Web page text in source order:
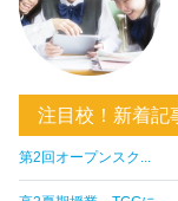
注目校！新着記
第2回オープンスク...